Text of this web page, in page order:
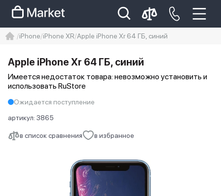
Iphone 14 pro max
айфон 14
iPhone iPhone XR Apple iPhone Xr 64 ГБ, синий
в список сравнения в избранное
Apple iPhone Xr 64 ГБ, синий
Имеется недостаток товара: невозможно установить и
использовать RuStore
Ожидается поступление
артикул: 3865